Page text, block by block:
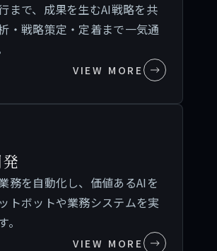
まで、成果を生むAI戦略を共
・戦略策定・定着まで一気通
VIEW MORE
務を自動化し、価値あるAIを
トボットや業務システムを実
VIEW MORE